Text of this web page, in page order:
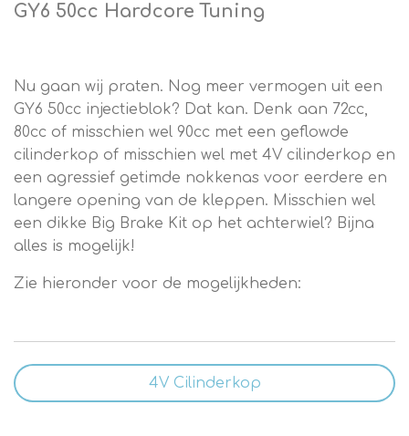
GY6 50cc Hardcore Tuning
Nu gaan wij praten. Nog meer vermogen uit een
GY6 50cc injectieblok? Dat kan. Denk aan 72cc,
80cc of misschien wel 90cc met een geflowde
cilinderkop of misschien wel met 4V cilinderkop en
een agressief getimde nokkenas voor eerdere en
langere opening van de kleppen. Misschien wel
een dikke Big Brake Kit op het achterwiel? Bijna
alles is mogelijk!
Zie hieronder voor de mogelijkheden:
4V Cilinderkop